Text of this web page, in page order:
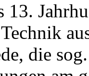
13.
die